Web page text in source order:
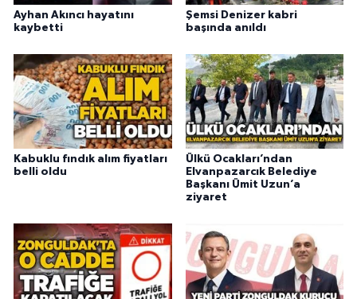
Ayhan Akıncı hayatını
kaybetti
Şemsi Denizer kabri
başında anıldı
Kabuklu fındık alım fiyatları
belli oldu
Ülkü Ocakları’ndan
Elvanpazarcık Belediye
Başkanı Ümit Uzun’a
ziyaret